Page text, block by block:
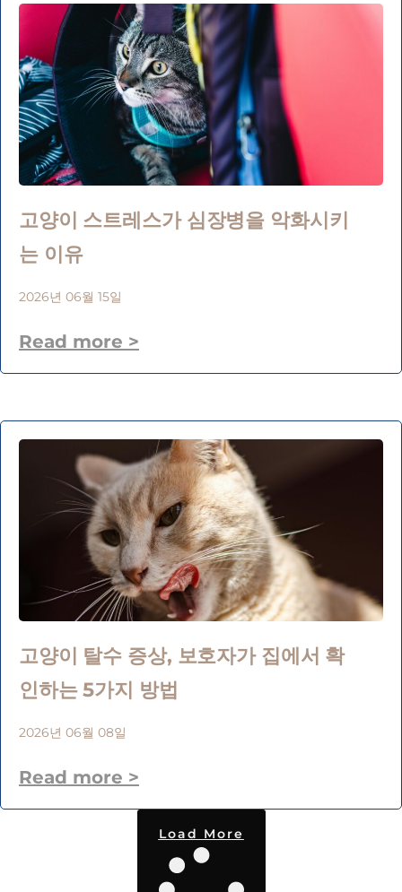
고양이 스트레스가 심장병을 악화시키
는 이유
2026년 06월 15일
Read more >
고양이 탈수 증상, 보호자가 집에서 확
인하는 5가지 방법
2026년 06월 08일
Read more >
Load More